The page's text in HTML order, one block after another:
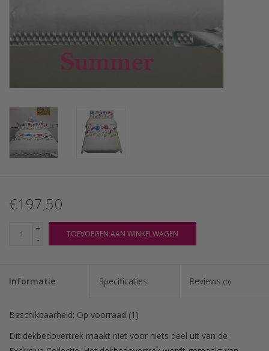
€197,50
+
-
TOEVOEGEN AAN WINKELWAGEN
Informatie Specificaties Reviews (0)
Beschikbaarheid: Op voorraad (1)
Dit dekbedovertrek maakt niet voor niets deel uit van de